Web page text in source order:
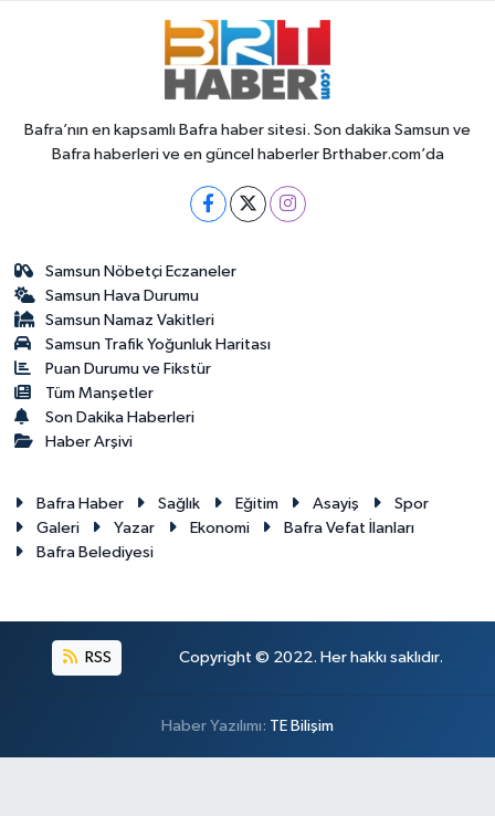
Bafra’nın en kapsamlı Bafra haber sitesi. Son dakika Samsun ve
Bafra haberleri ve en güncel haberler Brthaber.com’da
Samsun Nöbetçi Eczaneler
Samsun Hava Durumu
Samsun Namaz Vakitleri
Samsun Trafik Yoğunluk Haritası
Puan Durumu ve Fikstür
Tüm Manşetler
Son Dakika Haberleri
Haber Arşivi
Bafra Haber Sağlık Eğitim Asayiş
Spor
Galeri
Yazar Ekonomi
Bafra Vefat İlanları
Bafra Belediyesi
RSS Copyright © 2022. Her hakkı saklıdır.
Haber Yazılımı: TE Bilişim